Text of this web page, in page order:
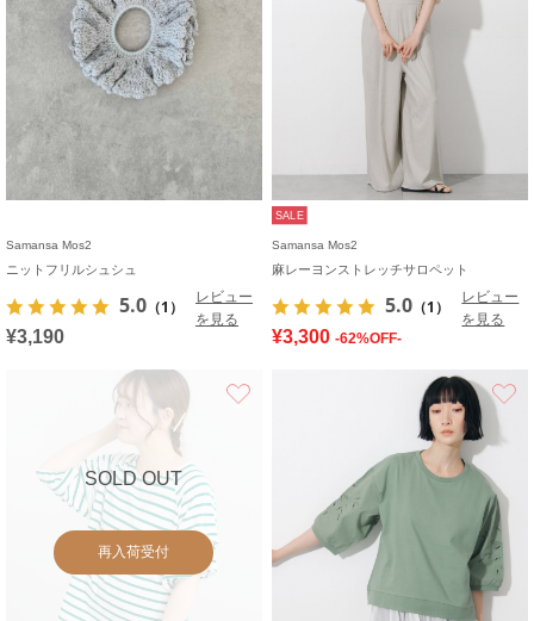
Samansa Mos2
ニットフリルシュシュ
5.0 （1）
レビュー
を見る
¥3,190
SALE
Samansa Mos2
麻レーヨンストレッチサロペット
5.0 （1）
レビュー
を見る
¥3,300 -62%OFF-
SOLD OUT
再入荷受付